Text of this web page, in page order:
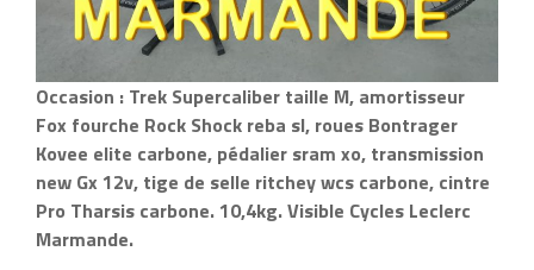
Occasion : Trek Supercaliber taille M, amortisseur
Fox fourche Rock Shock reba sl, roues Bontrager
Kovee elite carbone, pédalier sram xo, transmission
new Gx 12v, tige de selle ritchey wcs carbone, cintre
Pro Tharsis carbone. 10,4kg. Visible Cycles Leclerc
Marmande.